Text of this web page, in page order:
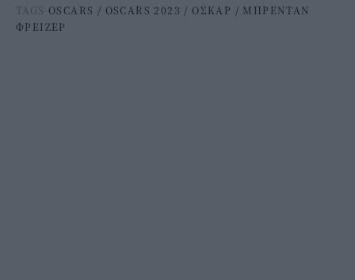
TAGS OSCARS / OSCARS 2023 / ΟΣΚΑΡ / ΜΠΡΕΝΤΑΝ
ΦΡΕΙΖΕΡ